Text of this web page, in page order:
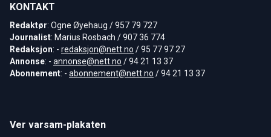
KONTAKT
Redaktør: Ogne Øyehaug / 957 79 727
Journalist: Marius Rosbach / 907 36 774
Redaksjon: - redaksjon@nett.no / 95 77 97 27
Annonse: - annonse@nett.no / 94 21 13 37
Abonnement: - abonnement@nett.no / 94 21 13 37
Ver varsam-plakaten